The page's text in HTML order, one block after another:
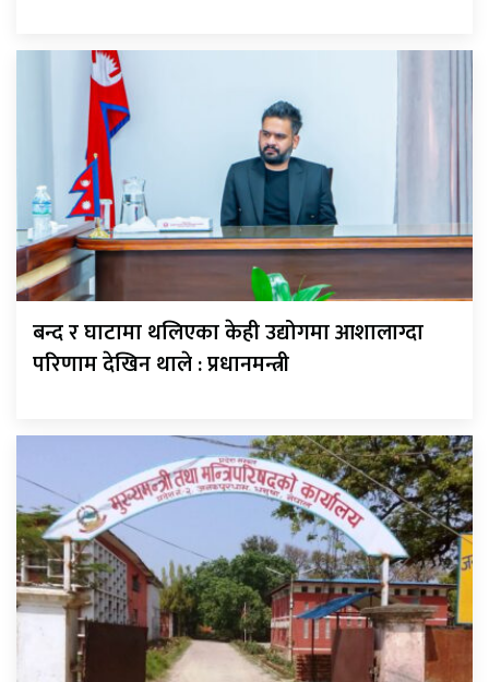
बन्द र घाटामा थलिएका केही उद्योगमा आशालाग्दा
परिणाम देखिन थाले : प्रधानमन्त्री